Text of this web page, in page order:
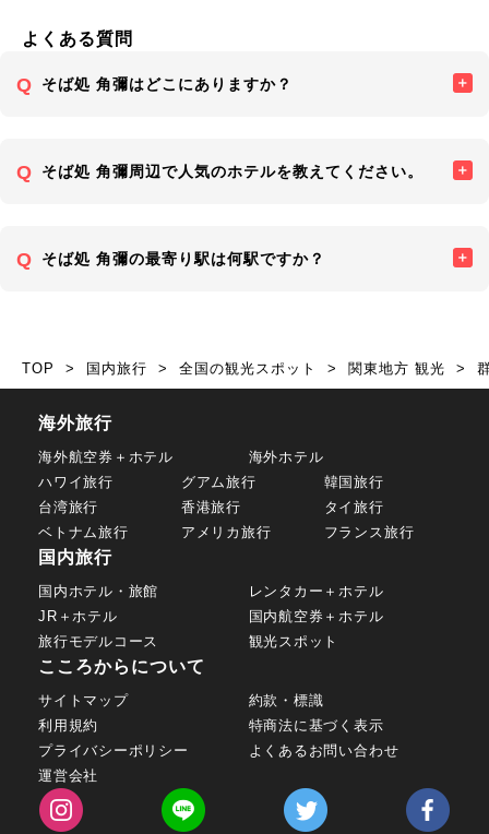
よくある質問
そば処 角彌はどこにありますか？
そば処 角彌周辺で人気のホテルを教えてください。
そば処 角彌の最寄り駅は何駅ですか？
TOP 国内旅行 全国の観光スポット 関東地方 観光
海外旅行
海外航空券＋ホテル
海外ホテル
ハワイ旅行
グアム旅行
韓国旅行
台湾旅行
香港旅行
タイ旅行
ベトナム旅行
アメリカ旅行 フランス旅行
国内旅行
国内ホテル・旅館
レンタカー＋ホテル
JR＋ホテル
国内航空券＋ホテル
旅行モデルコース
観光スポット
こころからについて
サイトマップ
約款・標識
利用規約
特商法に基づく表示
プライバシーポリシー
よくあるお問い合わせ
運営会社